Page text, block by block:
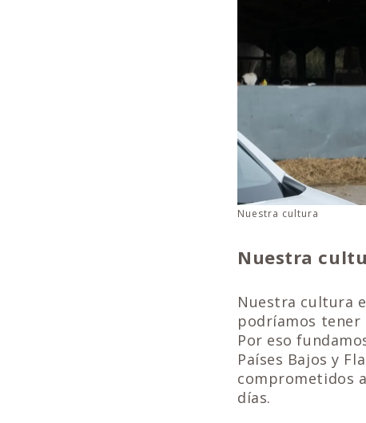
Nuestra cultura
Nuestra
Nuestra cultura
podríamos tener
Por eso
Países Bajos y
comprometidos
días.